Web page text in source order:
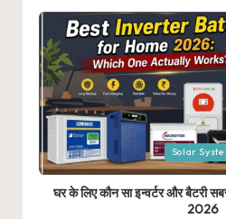
by
Posted
in
Solar
घर के लिए कौन सा इन्वर्टर और बैटरी
2026